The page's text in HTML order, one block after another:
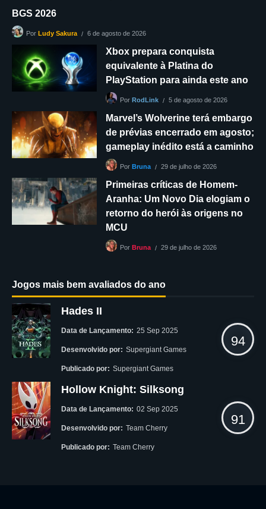
BGS 2026
Por Ludy Sakura 6 de agosto de 2026
Xbox prepara conquista
equivalente à Platina do
PlayStation para ainda este ano
Por RodLink 5 de agosto de 2026
Marvel’s Wolverine terá embargo
de prévias encerrado em agosto;
gameplay inédito está a caminho
Por Bruna 29 de julho de 2026
Primeiras críticas de Homem-
Aranha: Um Novo Dia elogiam o
retorno do herói às origens no
MCU
Por Bruna 29 de julho de 2026
Jogos mais bem avaliados do ano
Hades II
Data de Lançamento: 25 Sep 2025
Desenvolvido por: Supergiant Games
Publicado por: Supergiant Games
94
Hollow Knight: Silksong
Data de Lançamento: 02 Sep 2025
Desenvolvido por: Team Cherry
Publicado por: Team Cherry
91